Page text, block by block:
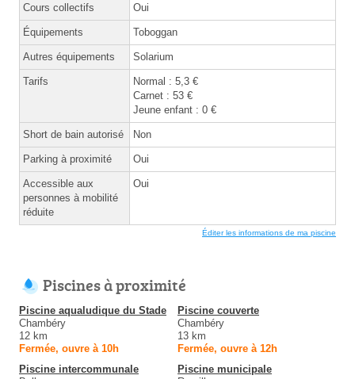
Cours collectifs Oui
Équipements Toboggan
Autres équipements Solarium
Tarifs
Normal : 5,3 €
Carnet : 53 €
Jeune enfant : 0 €
Short de bain autorisé Non
Parking à proximité Oui
Accessible aux
personnes à mobilité
réduite
Oui
Éditer les informations de ma piscine
Piscines à proximité
Piscine aqualudique du Stade
Chambéry
12 km
Fermée, ouvre à 10h
Piscine couverte
Chambéry
13 km
Fermée, ouvre à 12h
Piscine intercommunale
Piscine municipale